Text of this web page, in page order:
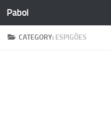
Skip to content
Pabol
CATEGORY: ESPIGÕES